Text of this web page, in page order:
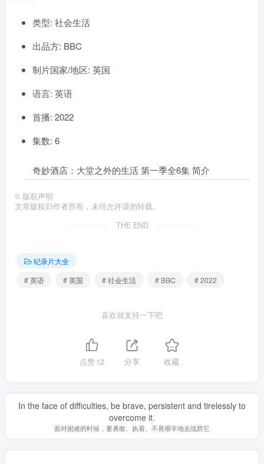
类型: 社会生活
出品方: BBC
制片国家/地区: 英国
语言: 英语
首播: 2022
集数: 6
奇妙酒店：大堂之外的生活 第一季全6集 简介
© 版权声明
文章版权归作者所有，未经允许请勿转载。
THE END
纪录片大全
# 英语
# 英国 # 社会生活 # BBC # 2022
喜欢就支持一下吧
点赞12 分享 收藏
In the face of difficulties, be brave, persistent and tirelessly to
overcome it.
面对困难的时候，要勇敢、执着、不畏艰辛地去战胜它